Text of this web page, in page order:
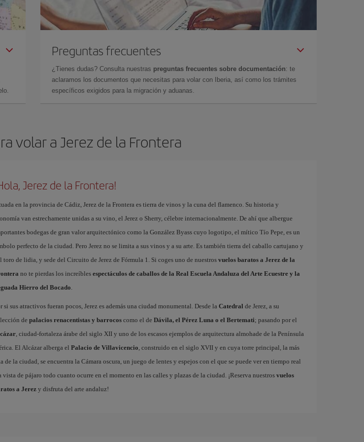
Preguntas frecuentes
¿Tienes dudas? Consulta nuestras preguntas frecuentes sobre documentación: te
aclaramos los documentos que necesitas para volar con Iberia, así como los trámites
específicos exigidos para la migración y aduanas.
volar a Jerez de la Frontera
Jerez de la Frontera!
en la provincia de Cádiz, Jerez de la Frontera es tierra de vinos y la cuna del flamenco. Su historia y
van estrechamente unidas a su vino, el Jerez o Sherry, célebre internacionalmente. De ahí que albergue
bodegas de gran valor arquitectónico como la González Byass cuyo logotipo, el mítico Tío Pepe, es un
perfecto de la ciudad. Pero Jerez no se limita a sus vinos y a su arte. Es también tierra del caballo cartujano y
toro de lidia, y sede del Circuito de Jerez de Fórmula 1. Si coges uno de nuestros vuelos baratos a Jerez de la
no te pierdas los increíbles espectáculos de caballos de la Real Escuela Andaluza del Arte Ecuestre y la
Hierro del Bocado.
si sus atractivos fueran pocos, Jerez es además una ciudad monumental. Desde la Catedral de Jerez, a su
de palacios renacentistas y barrocoscomo el de Dávila, el Pérez Luna o el Bertemati; pasando por el
, ciudad-fortaleza árabe del siglo XII y uno de los escasos ejemplos de arquitectura almohade de la Península
El Alcázar alberga el Palacio de Villavicencio, construido en el siglo XVII y en cuya torre principal, la más
de la ciudad, se encuentra la Cámara oscura, un juego de lentes y espejos con el que se puede ver en tiempo real
vista de pájaro todo cuanto ocurre en el momento en las calles y plazas de la ciudad. ¡Reserva nuestros vuelos
a Jerezy disfruta del arte andaluz!